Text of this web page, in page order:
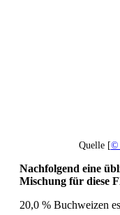
Quelle [©
Nachfolgend eine
Mischung für diese
20,0 % Buchweizen